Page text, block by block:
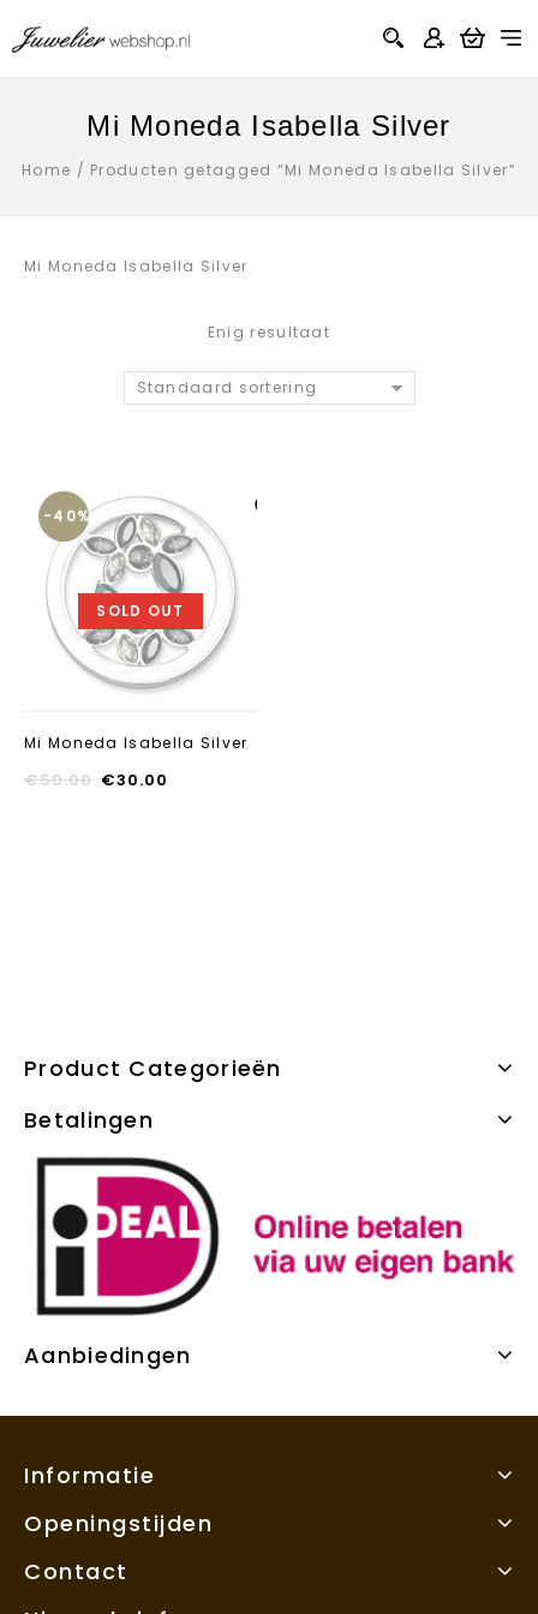
Mi Moneda Isabella Silver
Home / Producten getagged “Mi Moneda Isabella Silver”
Mi Moneda Isabella Silver
Enig resultaat
Standaard sortering
SOLD OUT
-40%
Mi Moneda Isabella Silver
€50.00 €30.00
Product Categorieën
Betalingen
Aanbiedingen
Informatie
Openingstijden
Contact